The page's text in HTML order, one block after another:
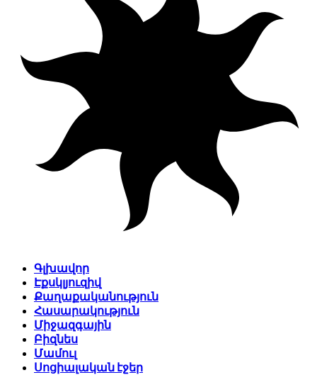
Գլխավոր
Էքսկլյուզիվ
Քաղաքականություն
Հասարակություն
Միջազգային
Բիզնես
Մամուլ
Սոցիալական էջեր